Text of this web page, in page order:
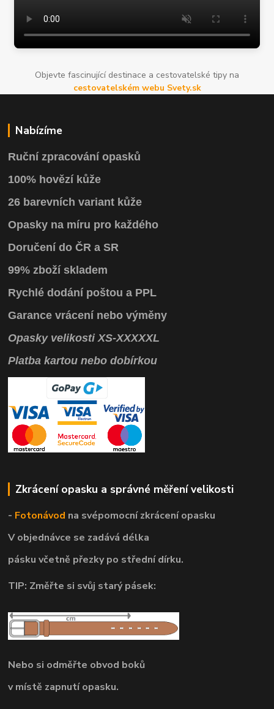
Objevte fascinující destinace a cestovatelské tipy na
cestovatelském webu Svety.sk
Nabízíme
Ruční zpracování opasků
100% hovězí kůže
26 barevních variant kůže
Opasky na míru pro každého
Doručení do ČR a SR
99% zboží skladem
Rychlé dodání poštou a PPL
Garance vrácenínebo výměny
OpaskyvelikostiXS-XXXXXL
Platba kartou nebo dobírkou
Zkrácení opasku a správné měření velikosti
- Fotonávod na svépomocnízkrácení opasku
V objednávce se zadává délka
pásku včetně přezky po střední dírku.
TIP: Změřte si svůj starý pásek:
Nebo si odměřte obvod boků
v místě zapnutí opasku.